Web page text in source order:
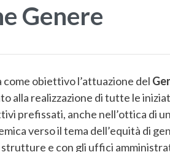
Genere
come obiettivo l’attuazione del
alla realizzazione di tutte le
prefissati, anche nell’ottica di
verso il tema dell’equità di
e con gli uffici